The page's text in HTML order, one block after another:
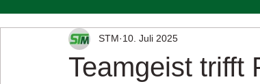
Teamgeist trifft
STM 10. Juli 2025